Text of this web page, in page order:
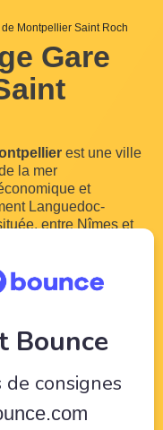
Montpellier Saint Roch
Gare
est une ville
la mer
et
Languedoc-
entre Nîmes et
un point régional
rendez-vous
du tourisme en
Bounce
consignes